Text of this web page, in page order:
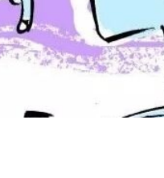
Trabalhadores da Iguá
Sergipe rejeitam
contraproposta da empresa
2026-2027
2026
Prestação de Contas de 2025
do SINDISAN é aprovada em